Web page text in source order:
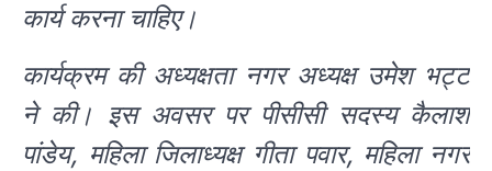
कार्य करना चाहिए।
कार्यक्रम की अध्यक्षता नगर अध्यक्ष उमेश भट्ट
ने की। इस अवसर पर पीसीसी सदस्य कैलाश
पांडेय, महिला जिलाध्यक्ष गीता पवार, महिला नगर